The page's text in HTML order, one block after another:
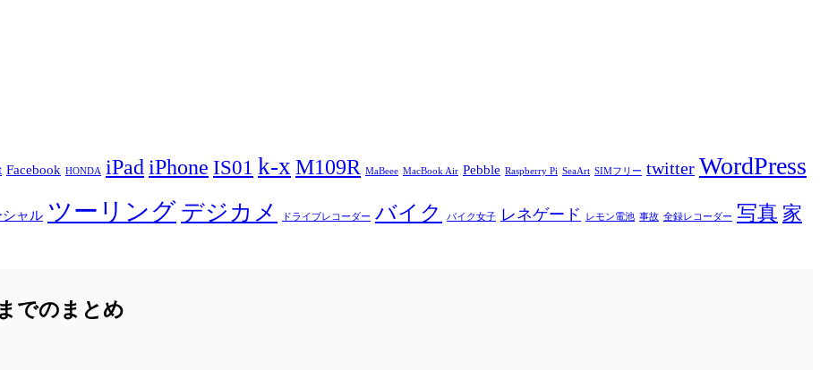
Facebook HONDA iPad iPhone IS01 k-xM109R MaBeee MacBook Air Pebble Raspberry Pi SeaArt SIMフリー twitter WordPress
シャル ツーリング デジカメ ドライブレコーダー バイク バイク女子 レネゲード レモン電池 事故 全録レコーダー 写真 家
でのまとめ